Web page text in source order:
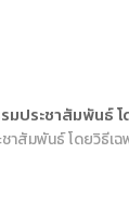
ระชาสัมพันธ์ โ
มพันธ์ โดยวิธีเฉพ